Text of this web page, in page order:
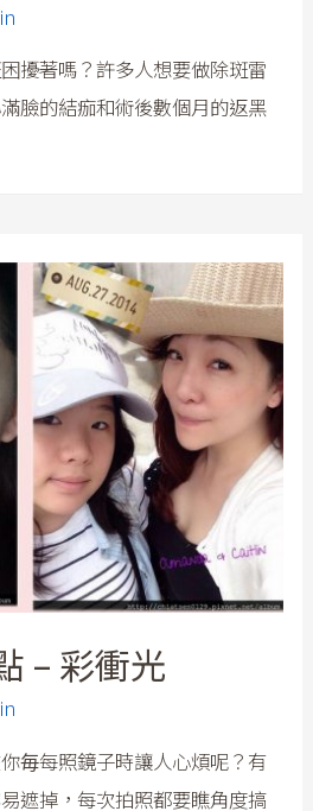
擾著嗎？許多人想要做除斑雷
臉的結痂和術後數個月的返黑
– 彩衝光
毎每照鏡子時讓人心煩呢？有
遮掉，每次拍照都要瞧角度搞